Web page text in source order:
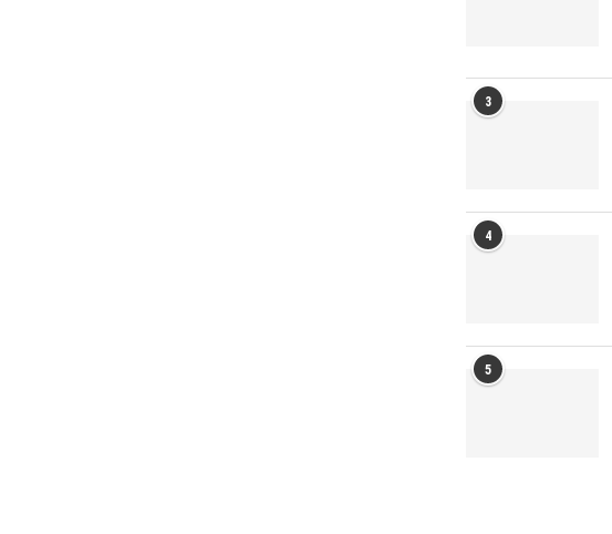
3
4
5